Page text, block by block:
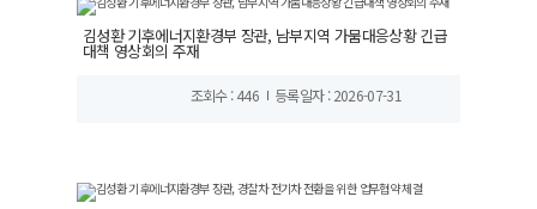
김성환 기후에너지환경부 장관, 남부지역 가뭄대응상황 긴급
대책 영상회의 주재
조회수 : 446 등록일자 : 2026-07-31